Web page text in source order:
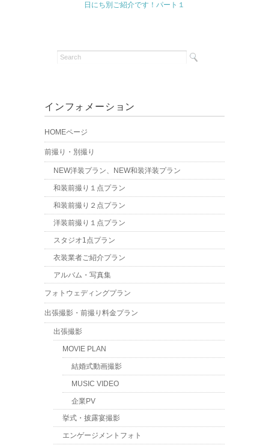
日にち別ご紹介です！パート１
インフォメーション
HOMEページ
前撮り・別撮り
NEW洋装プラン、NEW和装洋装プラン
和装前撮り１点プラン
和装前撮り２点プラン
洋装前撮り１点プラン
スタジオ1点プラン
衣装業者ご紹介プラン
アルバム・写真集
フォトウェディングプラン
出張撮影・前撮り料金プラン
出張撮影
MOVIE PLAN
結婚式動画撮影
MUSIC VIDEO
企業PV
挙式・披露宴撮影
エンゲージメントフォト